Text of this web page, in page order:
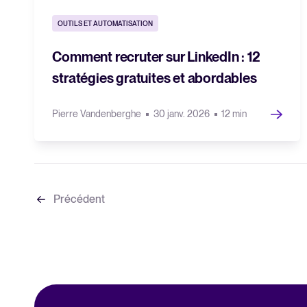
OUTILS ET AUTOMATISATION
Comment recruter sur LinkedIn : 12
stratégies gratuites et abordables
Pierre Vandenberghe 30 janv. 2026 12 min
Précédent